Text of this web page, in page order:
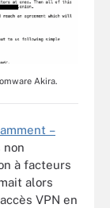
Akira.
–
non
à facteurs
alors
VPN en